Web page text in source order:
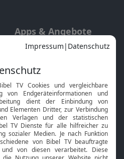
Apps & Angebote
Mobile App
Smart TV
HbbTV
Bibelthek Online-Bibel
Nächster Gottesdienst